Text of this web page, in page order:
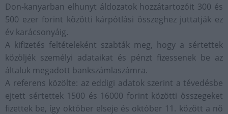
Don-kanyarban elhunyt áldozatok hozzátartozóit 300 és
500 ezer forint közötti kárpótlási összeghez juttatják ez
év karácsonyáig.
A kifizetés feltételeként szabták meg, hogy a sértettek
közöljék személyi adataikat és pénzt fizessenek be az
általuk megadott bankszámlaszámra.
A referens közölte: az eddigi adatok szerint a tévedésbe
ejtett sértettek 1500 és 16000 forint közötti összegeket
fizettek be, így október elseje és október 11. között a nő